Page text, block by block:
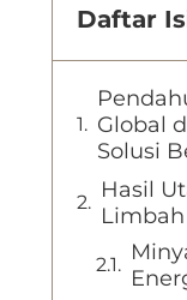
Daftar
Global
Solusi
Hasil
Limbah